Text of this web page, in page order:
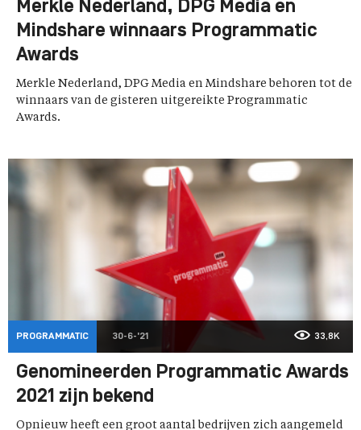
Merkle Nederland, DPG Media en
Mindshare winnaars Programmatic
Awards
Merkle Nederland, DPG Media en Mindshare behoren tot de
winnaars van de gisteren uitgereikte Programmatic
Awards.
PROGRAMMATIC 30-6-'21 33,8K
Genomineerden Programmatic Awards
2021 zijn bekend
Opnieuw heeft een groot aantal bedrijven zich aangemeld